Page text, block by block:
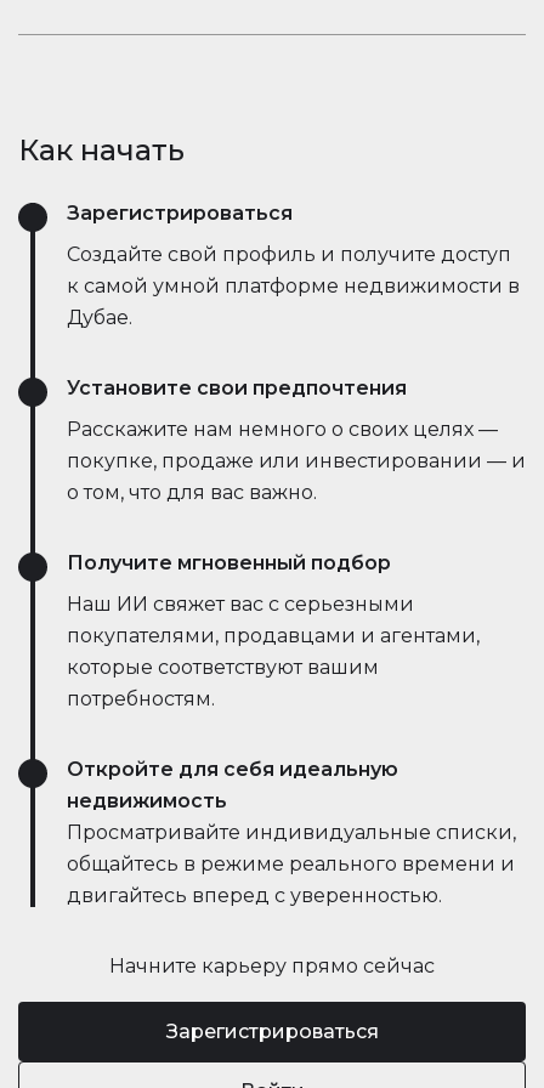
делая сделки быстрее и эффективнее, чем
приложениями. Задавайте вопросы, делитесь
режиме реального времени — всё в одном
месте.
Как начать
Начните карьеру прямо сейчас
Зарегистрироваться
Зарегистрироваться
Создайте свой профиль и получите доступ
к самой умной платформе недвижимости в
Дубае.
Установите свои предпочтения
Расскажите нам немного о своих целях —
покупке, продаже или инвестировании — и
о том, что для вас важно.
Получите мгновенный подбор
Наш ИИ свяжет вас с серьезными
покупателями, продавцами и агентами,
которые соответствуют вашим
потребностям.
Откройте для себя идеальную
недвижимость
Просматривайте индивидуальные списки,
общайтесь в режиме реального времени и
двигайтесь вперед с уверенностью.